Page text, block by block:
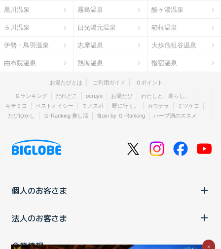
黒川温泉 霧島温泉 酸ヶ湯温泉
玉川温泉 日光湯元温泉 箱根温泉
伊勢・鳥羽温泉 志摩温泉 大歩危祖谷温泉
由布院温泉 熱海温泉 指宿温泉
お湯たびとは ご利用ガイド Ｇポイント
Ｇランキング だれどこ ocruyo お湯たび
わたしと、暮らし。
キテミヨ
ベストオイシー モノスポ 野に行く。 カウナラ
ミツケヨ
たびゆかし
Ｇ-Ranking 推し活 食pin by Ｇ-Ranking ハーブ酒のススメ
個人のお客さま
法人のお客さま
企業情報 ×